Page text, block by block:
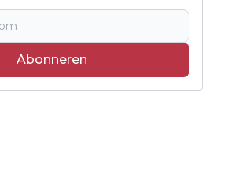
Abonneren